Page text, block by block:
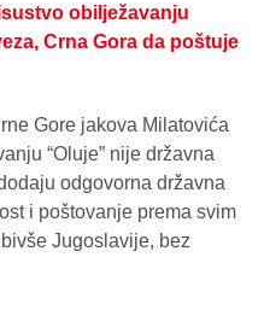
obilježavanju
Crna Gora da poštuje
Gore jakova Milatovića
“Oluje” nije državna
odgovorna državna
i poštovanje prema svim
Jugoslavije, bez